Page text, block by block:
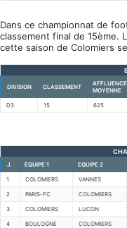
Dans ce championnat de
classement final de 15ème.
cette saison de Colomiers
DIVISION CLASSEMENT
AFFLUENCE
MOYENNE
D3 15 625
J. EQUIPE 1 EQUIPE 2
1 COLOMIERS VANNES
2 PARIS-FC COLOMIERS
3 COLOMIERS LUCON
4 BOULOGNE COLOMIERS